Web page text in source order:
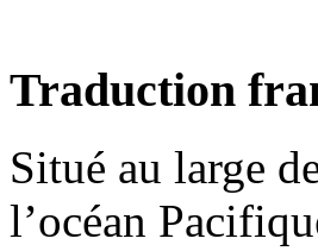
Traduction
Situé au large
l’océan